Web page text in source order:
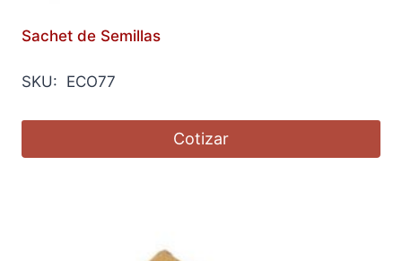
Sachet de Semillas
SKU: ECO77
Cotizar